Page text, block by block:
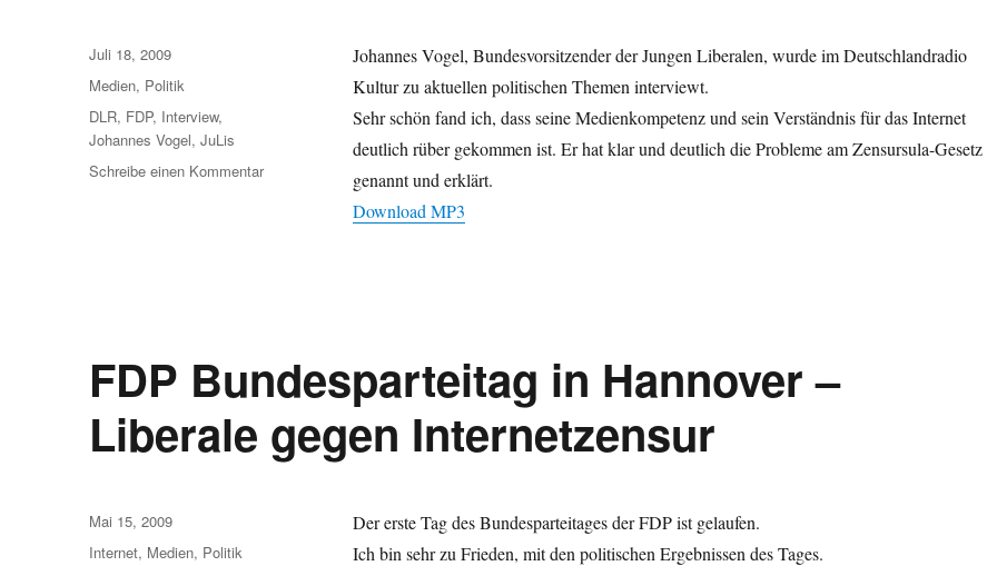
Johannes Vogel, Bundesvorsitzender der Jungen Liberalen, wurde im Deutschlandradio
Kultur zu aktuellen politischen Themen interviewt.
Sehr schön fand ich, dass seine Medienkompetenz und sein Verständnis für das Internet
deutlich rüber gekommen ist. Er hat klar und deutlich die Probleme am Zensursula-Gesetz
genannt und erklärt.
Download MP3
Veröffentlicht
am
Juli 18, 2009
Kategorien
Medien, Politik
Schlagwörter
DLR, FDP, Interview,
Johannes Vogel,JuLis
Schreibe einen Kommentarzu
FDP Bundesparteitag in Hannover –
Liberale gegen Internetzensur
Der erste Tag des Bundesparteitages der FDP ist gelaufen.
Ich bin sehr zu Frieden, mit den politischen Ergebnissen des Tages.
Veröffentlicht
am
Mai 15, 2009
Kategorien
Internet, Medien, Politik